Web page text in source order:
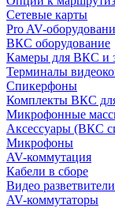
Сетевые карты
Pro AV-
ВКС оборудование
Камеры для ВКС и
Терминалы
Спикерфоны
Комплекты ВКС
Микрофонные
Аксессуары (ВКС
Микрофоны
AV-коммутация
Кабели в сборе
Видео
AV-коммутаторы